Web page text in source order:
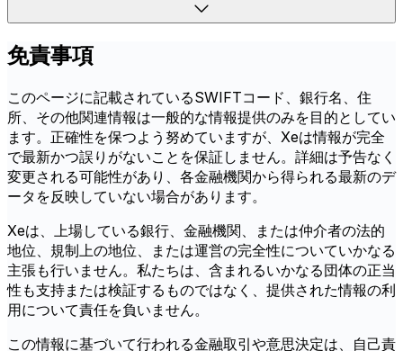
免責事項
このページに記載されているSWIFTコード、銀行名、住
所、その他関連情報は一般的な情報提供のみを目的としてい
ます。正確性を保つよう努めていますが、Xeは情報が完全
で最新かつ誤りがないことを保証しません。詳細は予告なく
変更される可能性があり、各金融機関から得られる最新のデ
ータを反映していない場合があります。
Xeは、上場している銀行、金融機関、または仲介者の法的
地位、規制上の地位、または運営の完全性についていかなる
主張も行いません。私たちは、含まれるいかなる団体の正当
性も支持または検証するものではなく、提供された情報の利
用について責任を負いません。
この情報に基づいて行われる金融取引や意思決定は、自己責